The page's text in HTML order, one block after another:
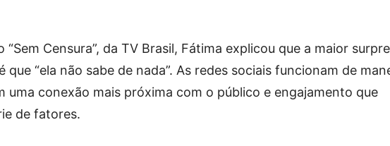
“Sem Censura”, da TV Brasil, Fátima explicou que a maior
que “ela não sabe de nada”. As redes sociais funcionam de
uma conexão mais próxima com o público e engajamento que
de fatores.